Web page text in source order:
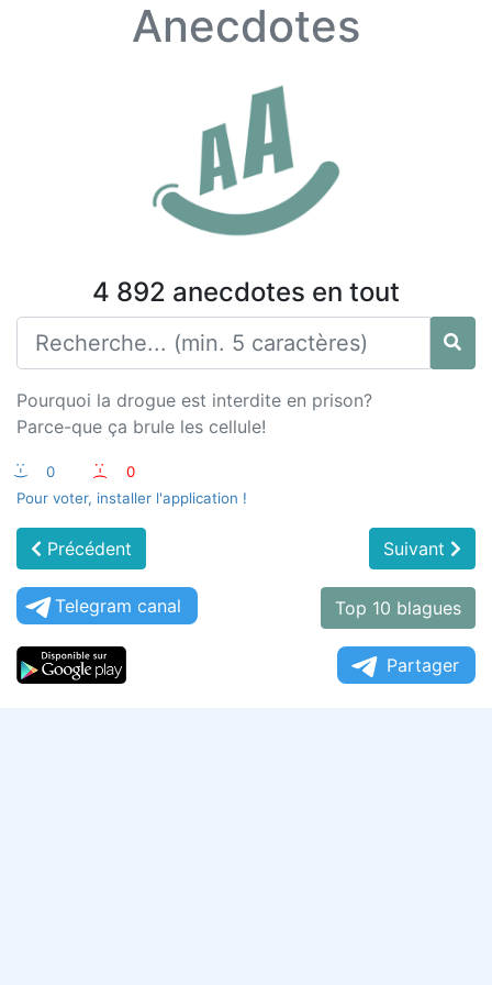
Anecdotes
4 892 anecdotes en tout
Pourquoi la drogue est interdite en prison?
Parce-que ça brule les cellule!
:-) 0 :-(
0
Pour voter, installer l'application !
Précédent Suivant
Telegram canal Top 10 blagues
Partager